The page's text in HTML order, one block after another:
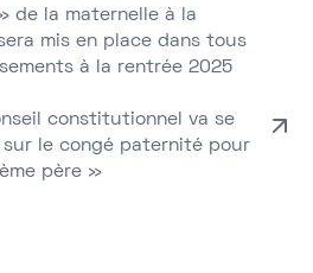
de la maternelle à la
mis en place dans tous
à la rentrée 2025
constitutionnel va se
sur le congé paternité pour
père »